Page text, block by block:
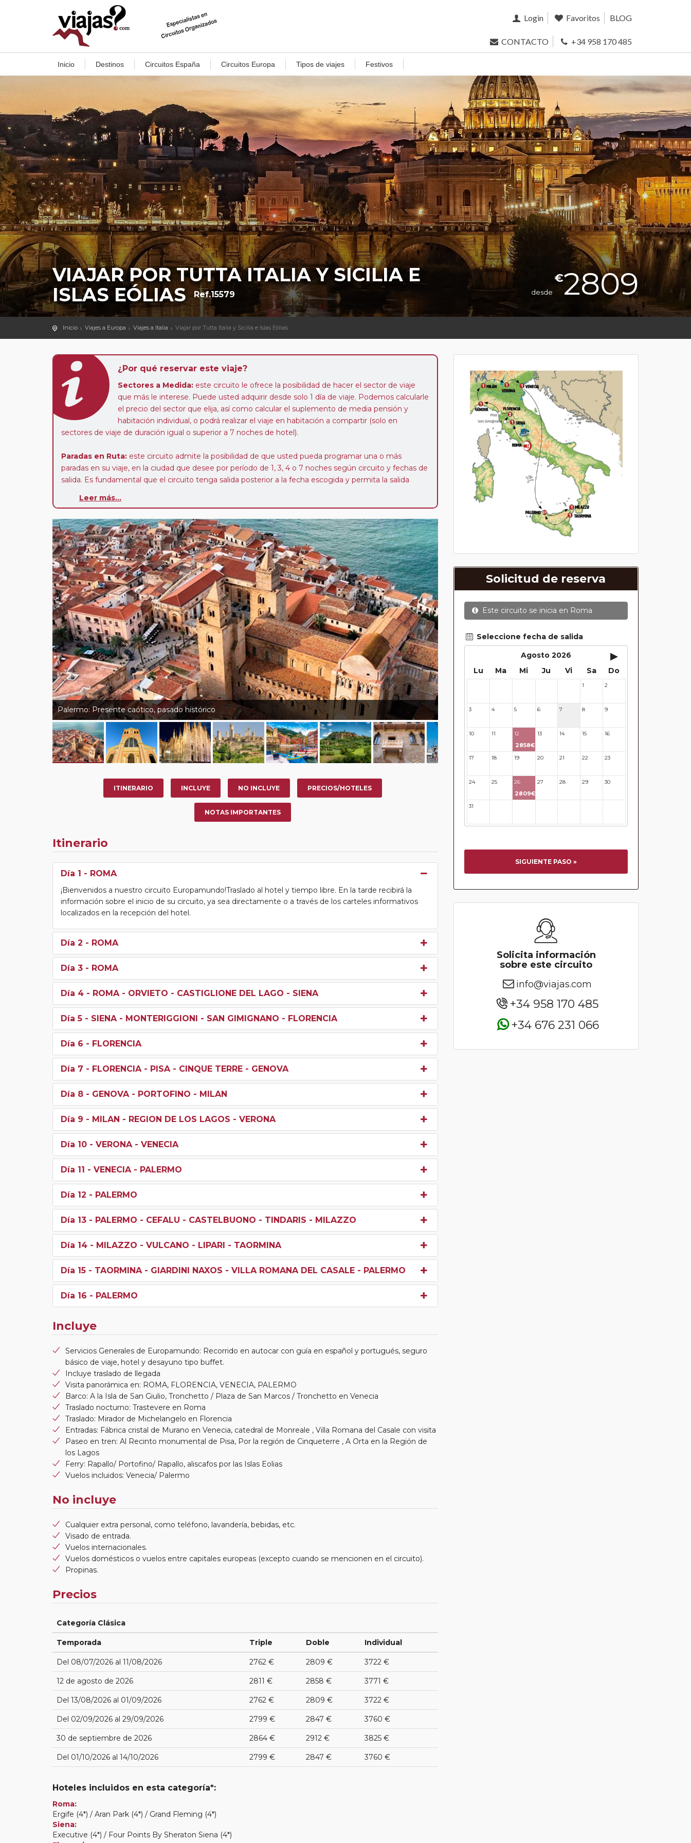
Login Favoritos BLOG
CONTACTO +34 958 170 485
Inicio Destinos Circuitos España Circuitos Europa Tipos de viajes Festivos
VIAJAR POR TUTTA ITALIA Y SICILIA E
ISLAS EÓLIAS Ref.15579 desde
€2809
Inicio Viajes a Europa Viajes a Italia Viajar por Tutta Italia y Sicilia e Islas Eólias
¿Por qué reservar este viaje?
Sectores a Medida: este circuito le ofrece la posibilidad de hacer el sector de viaje
que más le interese. Puede usted adquirir desde solo 1 día de viaje. Podemos calcularle
el precio del sector que elija, así como calcular el suplemento de media pensión y
habitación individual, o podrá realizar el viaje en habitación a compartir (solo en
sectores de viaje de duración igual o superior a 7 noches de hotel).
Paradas en Ruta: este circuito admite la posibilidad de que usted pueda programar una o más
paradas en su viaje, en la ciudad que desee por período de 1, 3, 4 o 7 noches según circuito y fechas de
salida. Es fundamental que el circuito tenga salida posterior a la fecha escogida y permita la salida
realiza para tomar otro circuito del mismo proveedor no se abonará este suplemento.
Pasajero Club:este circuito, en cualquier época del año, ofrece a los pasajeros que ya hayan viajado
con nosotros en los últimos 3 años y que pertenezcan a nuestro Club de Pasajeros (cuya obtención se
realiza tras rellenar el cuestionario de satisfacción en "Mi viaje") o los que estén en luna de miel
contarán con un descuento del 5%.
Leer más...
Palermo: Presente caótico, pasado histórico
ITINERARIO INCLUYE NO INCLUYE PRECIOS/HOTELES
NOTAS IMPORTANTES
Itinerario
Día 1 - ROMA
¡Bienvenidos a nuestro circuito Europamundo!Traslado al hotel y tiempo libre. En la tarde recibirá la
información sobre el inicio de su circuito, ya sea directamente o a través de los carteles informativos
localizados en la recepción del hotel.
Día 2 - ROMA
Día 3 - ROMA
Día 4 - ROMA - ORVIETO - CASTIGLIONE DEL LAGO - SIENA
Día 5 - SIENA - MONTERIGGIONI - SAN GIMIGNANO - FLORENCIA
Día 6 - FLORENCIA
Día 7 - FLORENCIA - PISA - CINQUE TERRE - GENOVA
Día 8 - GENOVA - PORTOFINO - MILAN
Día 9 - MILAN - REGION DE LOS LAGOS - VERONA
Día 10 - VERONA - VENECIA
Día 11 - VENECIA - PALERMO
Día 12 - PALERMO
Día 13 - PALERMO - CEFALU - CASTELBUONO - TINDARIS - MILAZZO
Día 14 - MILAZZO - VULCANO - LIPARI - TAORMINA
Día 15 - TAORMINA - GIARDINI NAXOS - VILLA ROMANA DEL CASALE - PALERMO
Día 16 - PALERMO
Incluye
Servicios Generales de Europamundo: Recorrido en autocar con guía en español y portugués, seguro
básico de viaje, hotel y desayuno tipo buffet.
Incluye traslado de llegada
Visita panorámica en: ROMA, FLORENCIA, VENECIA, PALERMO
Barco: A la Isla de San Giulio, Tronchetto / Plaza de San Marcos / Tronchetto en Venecia
Traslado nocturno: Trastevere en Roma
Traslado: Mirador de Michelangelo en Florencia
Entradas: Fábrica cristal de Murano en Venecia, catedral de Monreale , Villa Romana del Casale con visita
Paseo en tren: Al Recinto monumental de Pisa, Por la región de Cinqueterre , A Orta en la Región de
los Lagos
Ferry: Rapallo/ Portofino/ Rapallo, aliscafos por las Islas Eolias
Vuelos incluidos: Venecia/ Palermo
No incluye
Cualquier extra personal, como teléfono, lavandería, bebidas, etc.
Visado de entrada.
Vuelos internacionales.
Vuelos domésticos o vuelos entre capitales europeas (excepto cuando se mencionen en el circuito).
Propinas.
Precios
Categoría Clásica
Temporada Triple Doble Individual
Del 08/07/2026 al 11/08/2026 2762 € 2809 € 3722 €
12 de agosto de 2026 2811 € 2858 € 3771 €
Del 13/08/2026 al 01/09/2026 2762 € 2809 € 3722 €
Del 02/09/2026 al 29/09/2026 2799 € 2847 € 3760 €
30 de septiembre de 2026 2864 € 2912 € 3825 €
Del 01/10/2026 al 14/10/2026 2799 € 2847 € 3760 €
Hoteles incluidos en esta categoría*:
Roma:
Ergife (4*) / Aran Park (4*) / Grand Fleming (4*)
Siena:
Executive (4*) / Four Points By Sheraton Siena (4*)
Solicitud de reserva
Este circuito se inicia en Roma
Seleccione fecha de salida
Agosto 2026
▸
Lu Ma Mi Ju Vi Sa Do
1 2
3 4 5 6 7 8 9
10 11 12
2858€
13 14 15 16
17 18 19 20 21 22 23
24 25 26
2809€
27 28 29 30
31
SIGUIENTE PASO »
Solicita información
sobre este circuito
info@viajas.com
+34 958 170 485
+34 676 231 066